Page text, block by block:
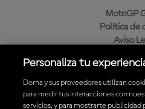
MotoGP
Política de
Aviso
Política de
Personaliza tu
Dorna y sus proveedores utilizan
para medir tus interacciones con
servicios, y para mostrarte publicidad